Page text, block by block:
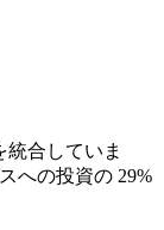
合していま
への投資の 29%